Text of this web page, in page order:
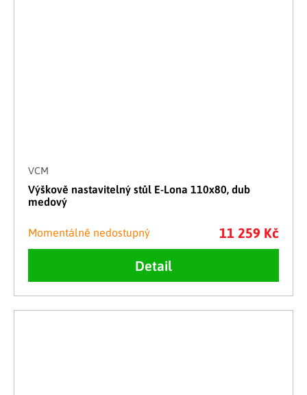
VCM
Výškově nastavitelný stůl E-Lona 110x80, dub
medový
Momentálně nedostupný 11 259 Kč
Detail